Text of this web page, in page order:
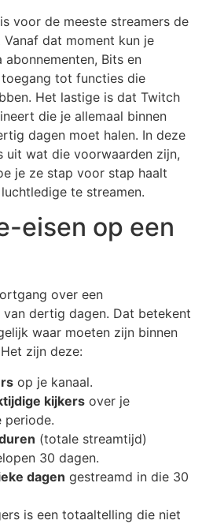
voor de meeste streamers de
dat moment kun je
Bits en
tot functies die
Het lastige is dat Twitch
die je allemaal binnen
dagen moet halen. In deze
uit wat die voorwaarden zijn,
je ze stap voor stap haalt
te streamen.
eisen op een
over een
dertig dagen. Dat betekent
waar moeten zijn binnen
zijn deze:
op je kanaal.
kijkers over je
periode.
(totale streamtijd)
30 dagen.
dagen gestreamd in die 30
is een totaaltelling die niet